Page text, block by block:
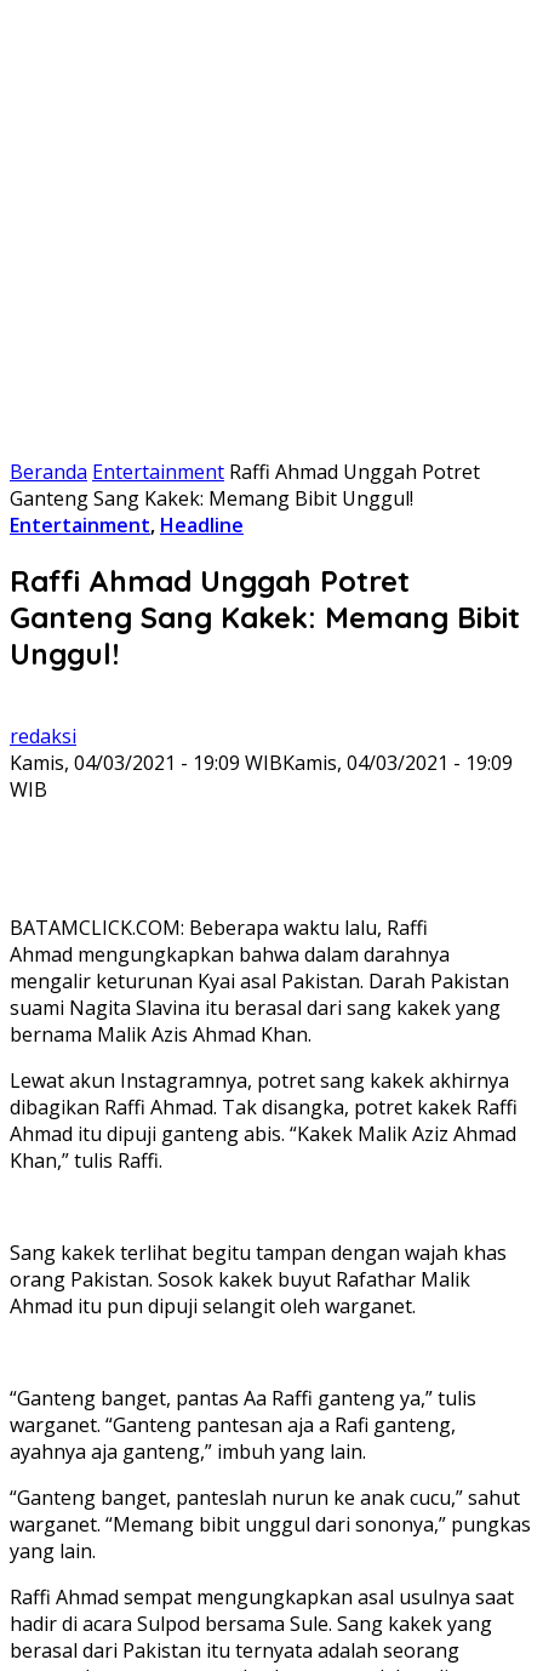
Beranda Entertainment Raffi Ahmad Unggah Potret
Ganteng Sang Kakek: Memang Bibit Unggul!
Entertainment, Headline
Raffi Ahmad Unggah Potret
Ganteng Sang Kakek: Memang Bibit
Unggul!
redaksi
Kamis, 04/03/2021 - 19:09 WIBKamis, 04/03/2021 - 19:09
WIB
BATAMCLICK.COM: Beberapa waktu lalu, Raffi
Ahmad mengungkapkan bahwa dalam darahnya
mengalir keturunan Kyai asal Pakistan. Darah Pakistan
suami Nagita Slavina itu berasal dari sang kakek yang
bernama Malik Azis Ahmad Khan.
Lewat akun Instagramnya, potret sang kakek akhirnya
dibagikan Raffi Ahmad. Tak disangka, potret kakek Raffi
Ahmad itu dipuji ganteng abis. “Kakek Malik Aziz Ahmad
Khan,” tulis Raffi.
Sang kakek terlihat begitu tampan dengan wajah khas
orang Pakistan. Sosok kakek buyut Rafathar Malik
Ahmad itu pun dipuji selangit oleh warganet.
“Ganteng banget, pantas Aa Raffi ganteng ya,” tulis
warganet. “Ganteng pantesan aja a Rafi ganteng,
ayahnya aja ganteng,” imbuh yang lain.
“Ganteng banget, panteslah nurun ke anak cucu,” sahut
warganet. “Memang bibit unggul dari sononya,” pungkas
yang lain.
Raffi Ahmad sempat mengungkapkan asal usulnya saat
hadir di acara Sulpod bersama Sule. Sang kakek yang
berasal dari Pakistan itu ternyata adalah seorang